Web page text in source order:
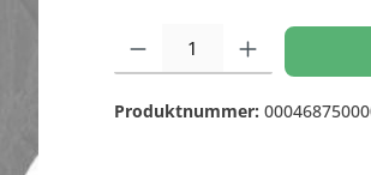
Produkt Anzahl: Gib den
Produktnummer: